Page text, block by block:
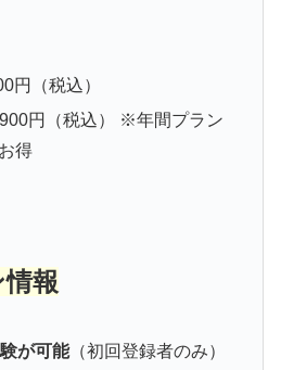
円（税込）
円（税込） ※年間プラン
得
報
が可能（初回登録者のみ）